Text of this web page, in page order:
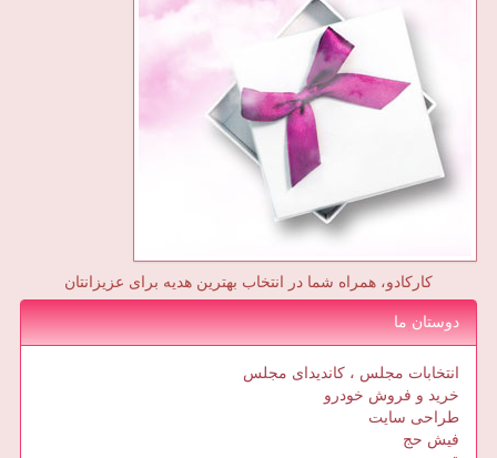
کارکادو، همراه شما در انتخاب بهترین هدیه برای عزیزانتان
دوستان ما
انتخابات مجلس ، کاندیدای مجلس
خرید و فروش خودرو
طراحی سایت
فیش حج